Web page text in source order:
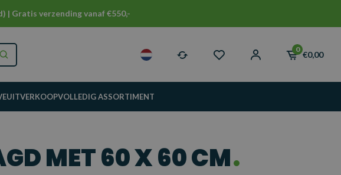
| Gratis verzending vanaf €550,-
0
€0,00
UITVERKOOPVOLLEDIG ASSORTIMENT
MET 60 X 60 CM